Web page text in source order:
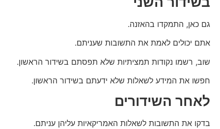
גם כאן, התמקדו בהאזנה.
אתם יכולים לאמת את התשובות שעניתם.
שוב, רשמו נקודות תמציתיות שלא תפסתם בשידור הראשון.
חפשו את המידע לשאלות שלא ידעתם בשידור הראשון.
לאחר השידורים
בדקו את התשובות לשאלות האמריקאיות עליהן עניתם.